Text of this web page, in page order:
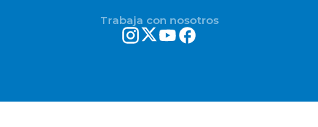
Trabaja con nosotros